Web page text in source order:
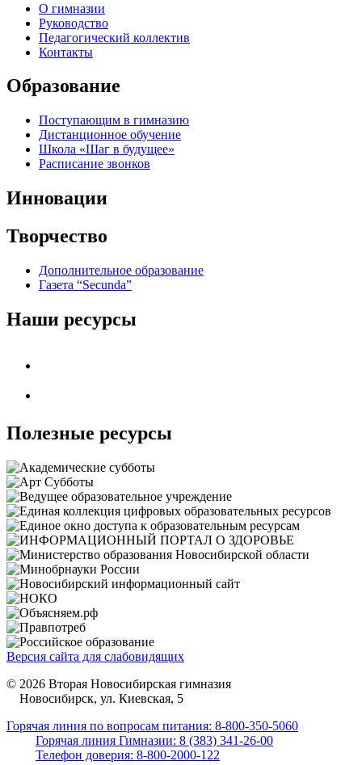
О гимназии
Руководство
Педагогический коллектив
Контакты
Образование
Поступающим в гимназию
Дистанционное обучение
Школа «Шаг в будущее»
Расписание звонков
Инновации
Творчество
Дополнительное образование
Газета “Secunda”
Наши ресурсы
Полезные ресурсы
Версия сайта для слабовидящих
© 2026 Вторая Новосибирская гимназия
Новосибирск, ул. Киевская, 5
Горячая линия по вопросам питания: 8-800-350-5060
Горячая линия Гимназии: 8 (383) 341-26-00
Телефон доверия: 8-800-2000-122